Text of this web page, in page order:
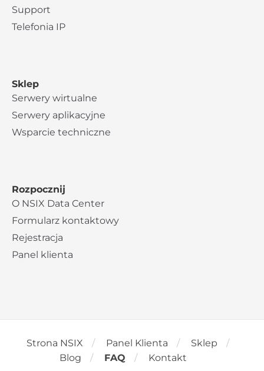
Support
Telefonia IP
Sklep
Serwery wirtualne
Serwery aplikacyjne
Wsparcie techniczne
Rozpocznij
O NSIX Data Center
Formularz kontaktowy
Rejestracja
Panel klienta
Strona NSIX Panel Klienta
Sklep
Blog
FAQ Kontakt